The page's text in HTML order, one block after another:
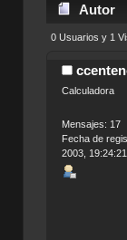
Autor
0 Usuarios y 1
Calculadora
Mensajes: 17
Fecha de
2003,